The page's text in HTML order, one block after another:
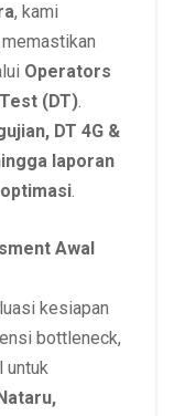
, kami
Operators
(DT).
DT 4G &
laporan
.
Awal
kesiapan
bottleneck,
untuk